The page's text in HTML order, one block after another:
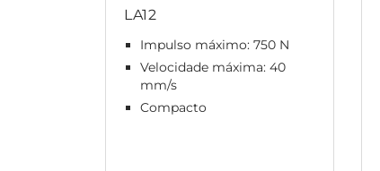
LA12
Impulso máximo: 750 N
Velocidade máxima: 40
mm/s
Compacto